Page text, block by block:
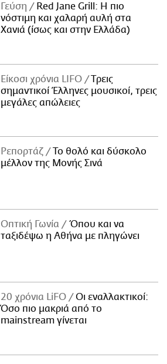
Γεύση
Red Jane Grill: Η πιο
νόστιμη και χαλαρή αυλή στα
Χανιά (ίσως και στην Ελλάδα)
Είκοσι χρόνια LIFO
Tρεις
σημαντικοί Έλληνες μουσικοί, τρεις
μεγάλες απώλειες
Ρεπορτάζ
Το θολό και δύσκολο
μέλλον της Μονής Σινά
Οπτική Γωνία
Όπου και να
ταξιδέψω η Αθήνα με πληγώνει
20 χρόνια LiFO
Οι εναλλακτικοί:
Όσο πιο μακριά από το
mainstream γίνεται